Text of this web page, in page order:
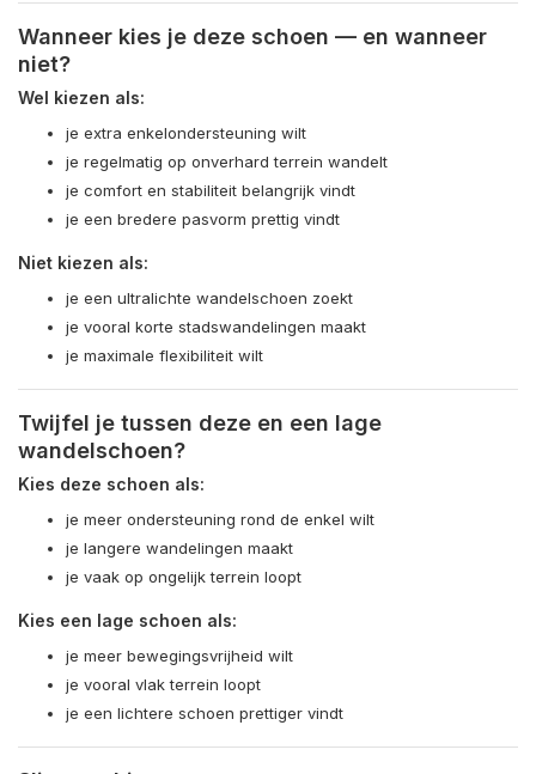
Wanneer kies je deze schoen — en wanneer
niet?
Wel kiezen als:
je extra enkelondersteuning wilt
je regelmatig op onverhard terrein wandelt
je comfort en stabiliteit belangrijk vindt
je een bredere pasvorm prettig vindt
Niet kiezen als:
je een ultralichte wandelschoen zoekt
je vooral korte stadswandelingen maakt
je maximale flexibiliteit wilt
Twijfel je tussen deze en een lage
wandelschoen?
Kies deze schoen als:
je meer ondersteuning rond de enkel wilt
je langere wandelingen maakt
je vaak op ongelijk terrein loopt
Kies een lage schoen als:
je meer bewegingsvrijheid wilt
je vooral vlak terrein loopt
je een lichtere schoen prettiger vindt